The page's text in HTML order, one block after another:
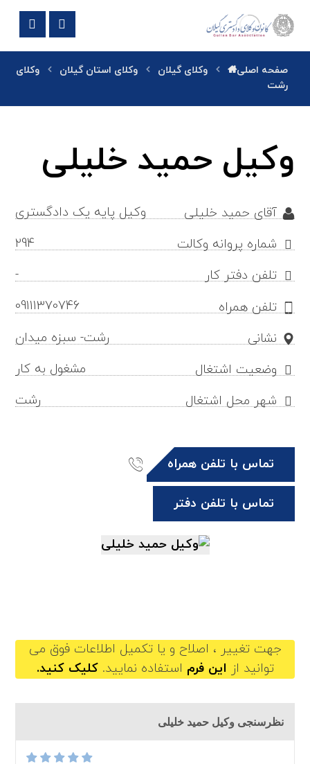
صفحه اصلی وکلای گیلان وکلای استان گیلان
وکلای
رشت
وکیل حمید خلیلی
آقای حمید خلیلی
وکیل پایه یک دادگستری
شماره پروانه وکالت
294
تلفن دفتر کار
-
تلفن همراه
09111370746
نشانی
رشت- سبزه میدان
وضعیت اشتغال
مشغول به کار
شهر محل اشتغال
رشت
تماس با تلفن همراه
تماس با تلفن دفتر
جهت تغییر ، اصلاح و یا تکمیل اطلاعات فوق می
توانید از این فرم استفاده نمایید. کلیک کنید.
نظرسنجی وکیل حمید خلیلی